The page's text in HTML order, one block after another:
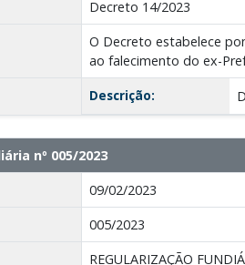
Decreto 14/2023
O Decreto estabelece
ao falecimento do ex-
Descrição:
nº 005/2023
09/02/2023
005/2023
REGULARIZAÇÃO